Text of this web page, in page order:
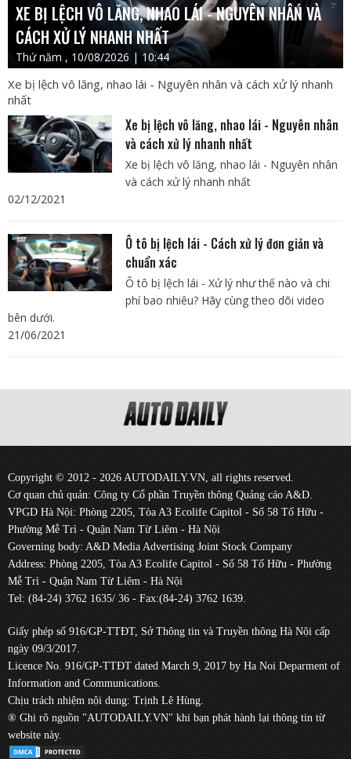
XE BỊ LỆCH VÔ LĂNG, NHAO LÁI - NGUYÊN NHÂN VÀ
CÁCH XỬ LÝ NHANH NHẤT
Thứ năm , 10/08/2026 | 10:44
Xe bị lệch vô lăng, nhao lái - Nguyên nhân và cách xử lý nhanh
nhất
Xe bị lệch vô lăng, nhao lái - Nguyên nhân
và cách xử lý nhanh nhất
Xe bị lệch vô lăng, nhao lái - Nguyên nhân
và cách xử lý nhanh nhất
02/12/2021
Ô tô bị lệch lái - Cách xử lý đơn giản và
chuẩn xác
Ô tô bị lệch lái - Xử lý như thế nào và chi
phí bao nhiêu? Hãy cùng theo dõi video
bên dưới.
21/06/2021
Copyright © 2012 - 2026 AUTODAILY.VN, all rights reserved.
Cơ quan chủ quản: Công ty Cổ phần Truyền thông Quảng cáo A&D.
VPGD Hà Nội: Phòng 2205, Tòa A3 Ecolife Capitol - Số 58 Tố Hữu -
Phường Mễ Trì - Quận Nam Từ Liêm - Hà Nội
Governing body: A&D Media Advertising Joint Stock Company
Address: Phòng 2205, Tòa A3 Ecolife Capitol - Số 58 Tố Hữu - Phường
Mễ Trì - Quận Nam Từ Liêm - Hà Nội
Tel: (84-24) 3762 1635/ 36 - Fax:(84-24) 3762 1639.
Giấy phép số 916/GP-TTĐT, Sở Thông tin và Truyền thông Hà Nội cấp
ngày 09/3/2017.
Licence No. 916/GP-TTĐT dated March 9, 2017 by Ha Noi Deparment of
Information and Communications.
Chịu trách nhiệm nội dung: Trịnh Lê Hùng.
® Ghi rõ nguồn "AUTODAILY.VN" khi bạn phát hành lại thông tin từ
website này.